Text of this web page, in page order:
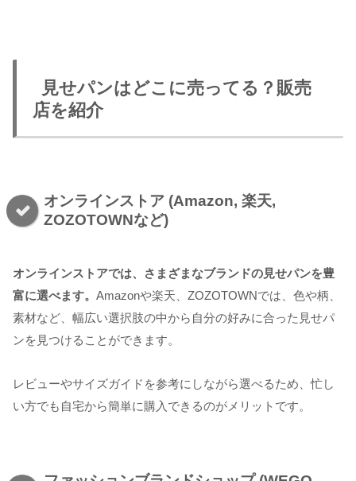
見せパンはどこに売ってる？販売
店を紹介
オンラインストア (Amazon, 楽天,
ZOZOTOWNなど)
オンラインストアでは、さまざまなブランドの見せパンを豊
富に選べます。 Amazonや楽天、ZOZOTOWNでは、色や柄、
素材など、幅広い選択肢の中から自分の好みに合った見せパ
ンを見つけることができます。
レビューやサイズガイドを参考にしながら選べるため、忙し
い方でも自宅から簡単に購入できるのがメリットです。